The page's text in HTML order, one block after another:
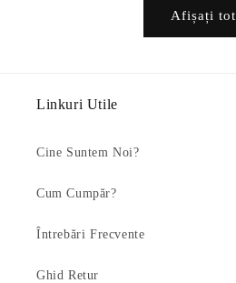
Afișați tot
Linkuri Utile
Cine Suntem Noi?
Cum Cumpăr?
Întrebări Frecvente
Ghid Retur